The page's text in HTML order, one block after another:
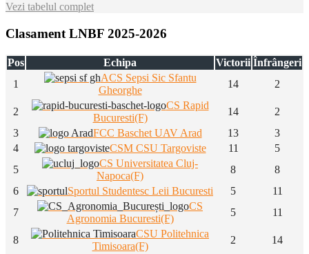
Vezi tabelul complet
Clasament LNBF 2025-2026
Pos Echipa Victorii Înfrângeri
1
ACS Sepsi Sic Sfantu
Gheorghe
14 2
2
CS Rapid
Bucuresti(F)
14
2
3
FCC Baschet UAV Arad 13
3
4
CSM CSU Targoviste 11
5
5
CS Universitatea Cluj-
Napoca(F)
8
8
6
Sportul Studentesc Leii Bucuresti 5
11
7
CS
Agronomia Bucuresti(F)
5 11
8
CSU Politehnica
Timisoara(F)
2
14